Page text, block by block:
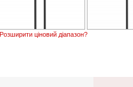
Розширити ціновий діапазон?